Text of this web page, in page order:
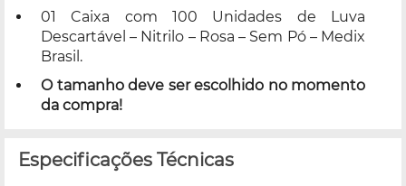
01 Caixa com 100 Unidades de Luva
Descartável – Nitrilo – Rosa – Sem Pó – Medix
Brasil.
O tamanho deve ser escolhido no momento
da compra!
Especificações Técnicas